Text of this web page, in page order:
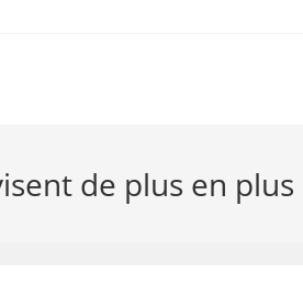
de plus en